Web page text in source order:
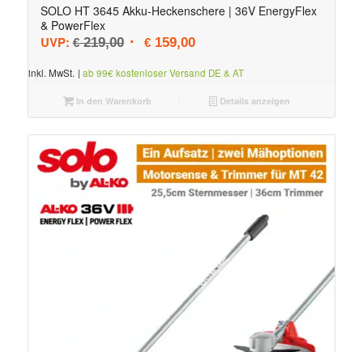
SOLO HT 3645 Akku-Heckenschere | 36V EnergyFlex
& PowerFlex
UVP: €219,00 Ursprünglicher Preis war: € 219,00
€159,00Aktueller Preis ist: € 159,00.
inkl. MwSt. | ab 99€ kostenloser Versand DE & AT
In den Warenkorb Details anzeigen